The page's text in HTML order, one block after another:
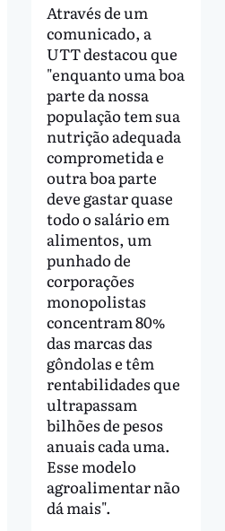
Através de um
comunicado, a
UTT destacou que
"enquanto uma boa
parte da nossa
população tem sua
nutrição adequada
comprometida e
outra boa parte
deve gastar quase
todo o salário em
alimentos, um
punhado de
corporações
monopolistas
concentram 80%
das marcas das
gôndolas e têm
rentabilidades que
ultrapassam
bilhões de pesos
anuais cada uma.
Esse modelo
agroalimentar não
dá mais".